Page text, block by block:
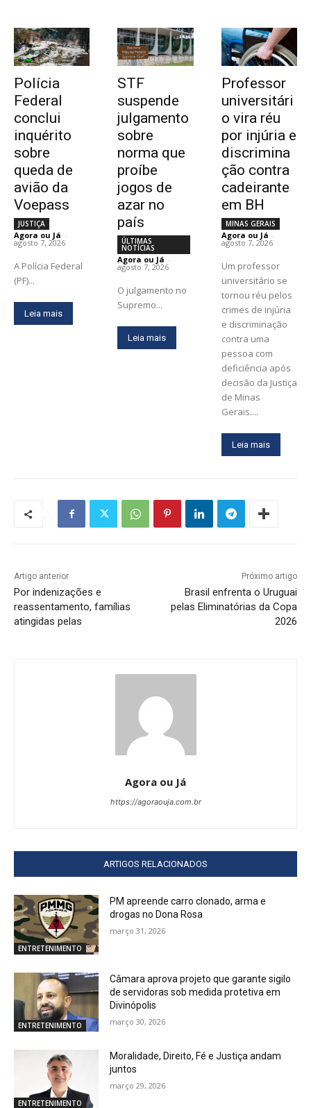
Polícia
Federal
conclui
inquérito
sobre
queda de
avião da
Voepass
JUSTIÇA
Agora ou Já -
agosto 7, 2026
A Polícia Federal
(PF)...
Leia mais
STF
suspende
julgamento
sobre
norma que
proíbe
jogos de
azar no
país
ÚLTIMAS
NOTÍCIAS
Agora ou Já -
agosto 7, 2026
O julgamento no
Supremo...
Leia mais
Professor
universitári
o vira réu
por injúria e
discrimina
ção contra
cadeirante
em BH
MINAS GERAIS
Agora ou Já -
agosto 7, 2026
Um professor
universitário se
tornou réu pelos
crimes de injúria
e discriminação
contra uma
pessoa com
deficiência após
decisão da Justiça
de Minas
Gerais....
Leia mais
Artigo anterior
Por indenizações e
reassentamento, famílias
atingidas pelas
Próximo artigo
Brasil enfrenta o Uruguai
pelas Eliminatórias da Copa
2026
Agora ou Já
https://agoraouja.com.br
ARTIGOS RELACIONADOS
ENTRETENIMENTO
PM apreende carro clonado, arma e
drogas no Dona Rosa
março 31, 2026
ENTRETENIMENTO
Câmara aprova projeto que garante sigilo
de servidoras sob medida protetiva em
Divinópolis
março 30, 2026
ENTRETENIMENTO
Moralidade, Direito, Fé e Justiça andam
juntos
março 29, 2026